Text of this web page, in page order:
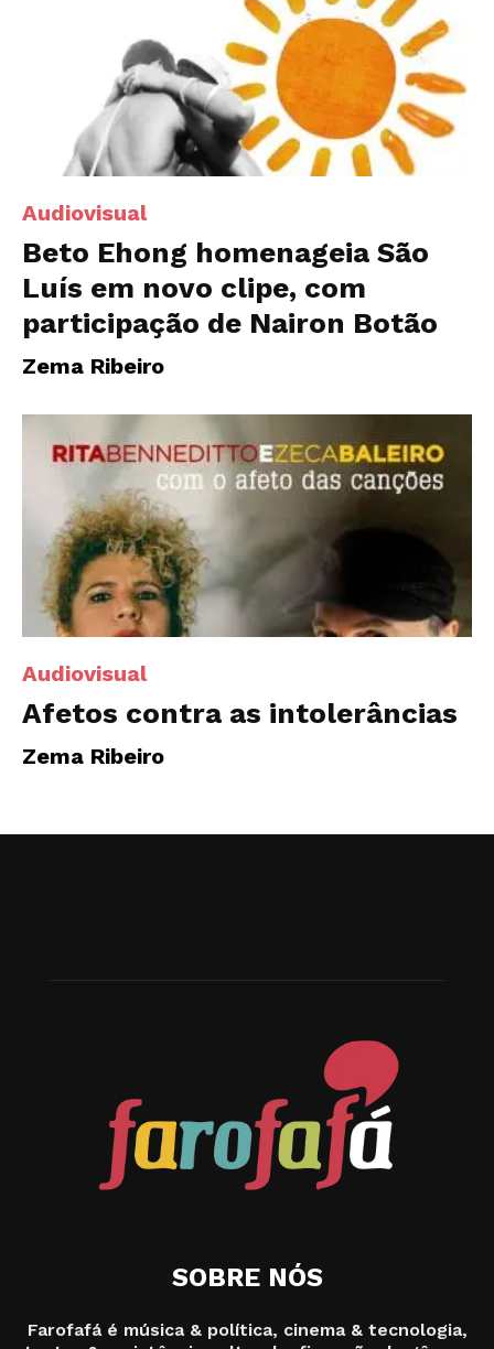
Audiovisual
Beto Ehong homenageia São
Luís em novo clipe, com
participação de Nairon Botão
Zema Ribeiro
Audiovisual
Afetos contra as intolerâncias
Zema Ribeiro
SOBRE NÓS
Farofafá é música & política, cinema & tecnologia,